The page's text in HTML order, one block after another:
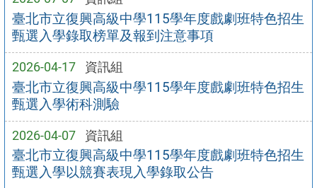
臺北市立復興高級中學115學年度戲劇班特色招生
甄選入學錄取榜單及報到注意事項
2026-04-17 資訊組
臺北市立復興高級中學115學年度戲劇班特色招生
甄選入學術科測驗
2026-04-07 資訊組
臺北市立復興高級中學115學年度戲劇班特色招生
甄選入學以競賽表現入學錄取公告